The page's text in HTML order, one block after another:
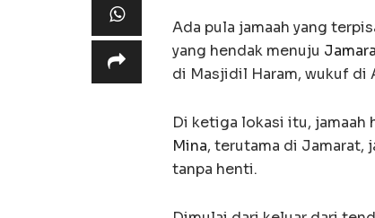
Ada pula jamaah yang
yang hendak menuju
di Masjidil Haram, wukuf di
Di ketiga lokasi itu, jamaah
Mina, terutama di Jamarat,
tanpa henti.